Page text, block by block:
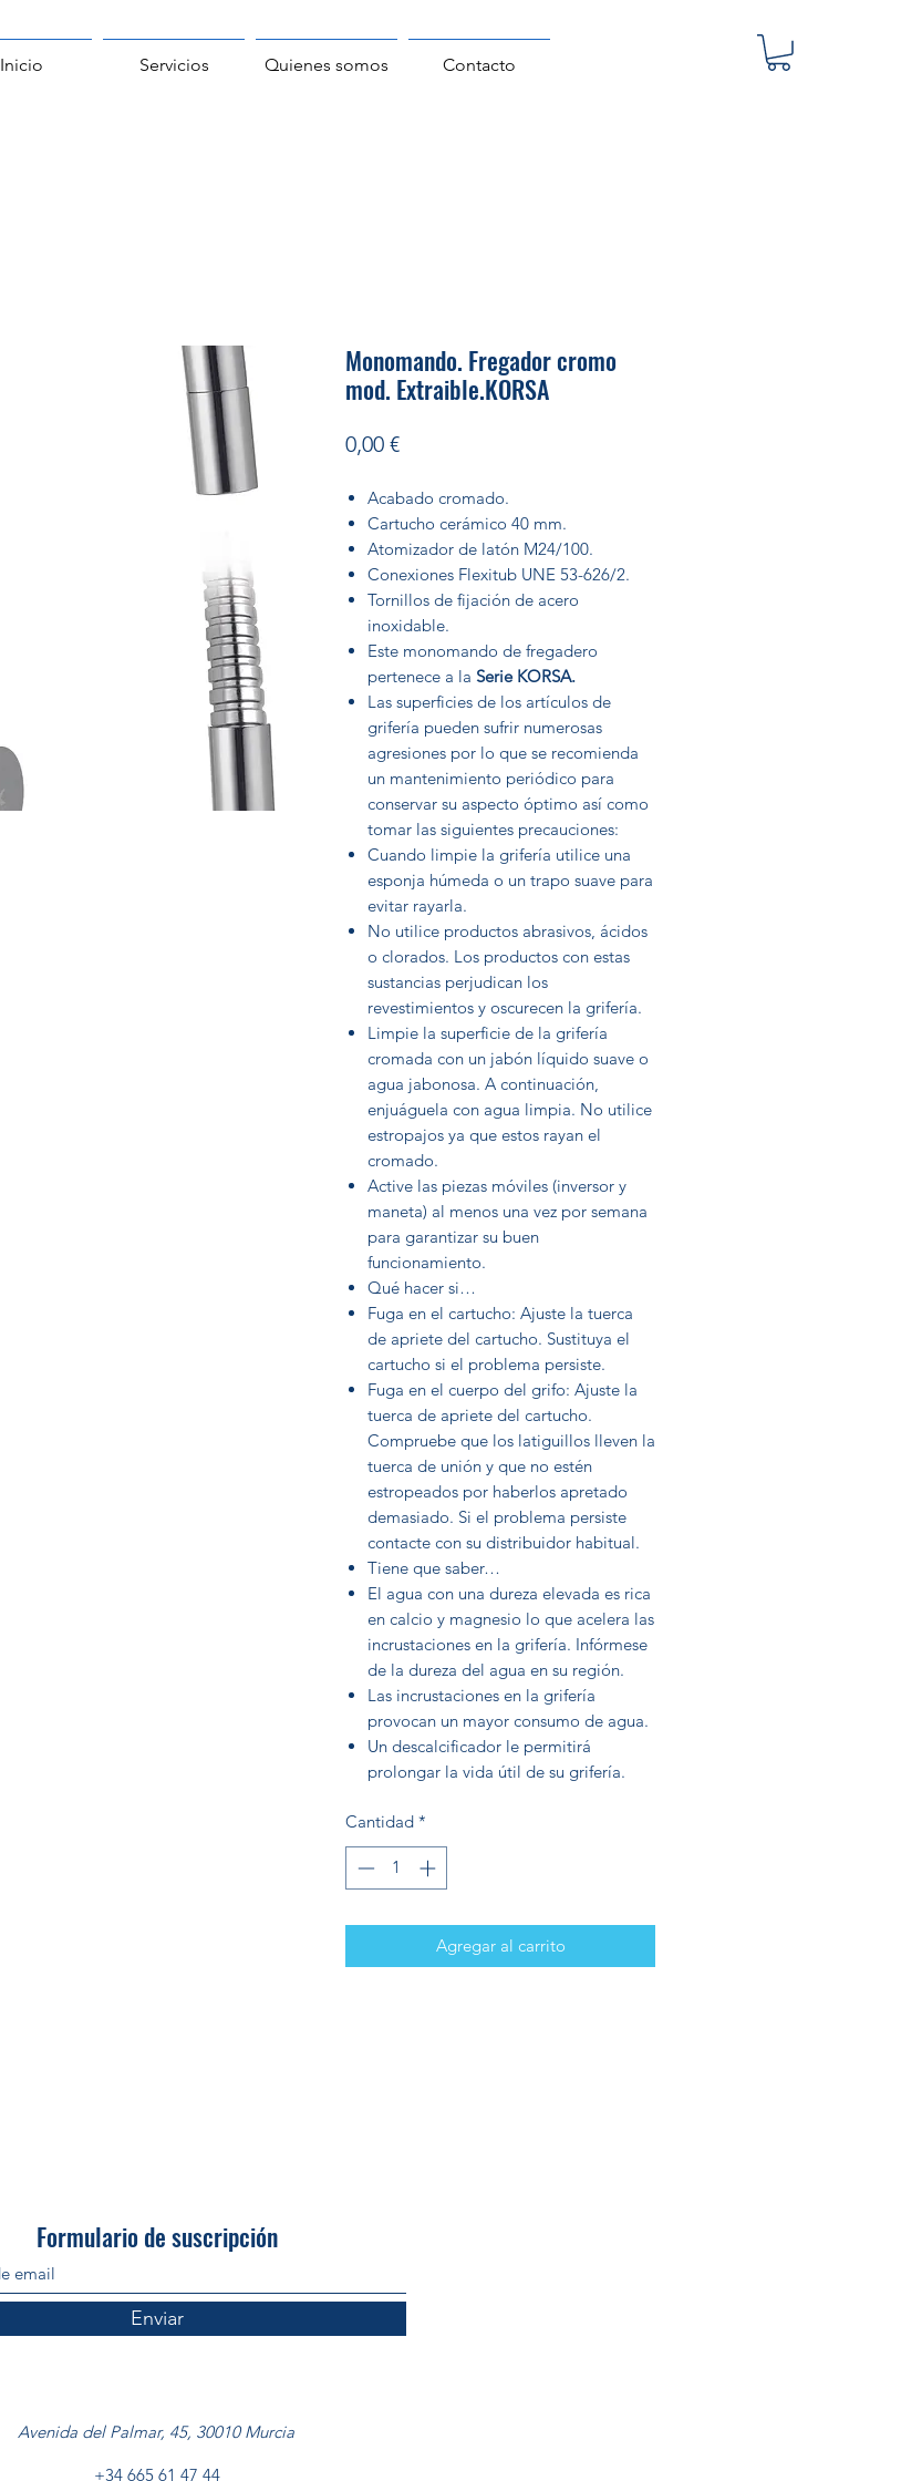
Inicio Servicios Quienes somos Contacto
Monomando. Fregador cromo
mod. Extraible.KORSA
0,00 €Precio
Acabado cromado.
Cartucho cerámico 40 mm.
Atomizador de latón M24/100.
Conexiones Flexitub UNE 53-626/2.
Tornillos de fijación de acero
inoxidable.
Este monomando de fregadero
pertenece a la Serie KORSA.
Las superficies de los artículos de
grifería pueden sufrir numerosas
agresiones por lo que se recomienda
un mantenimiento periódico para
conservar su aspecto óptimo así como
tomar las siguientes precauciones:
Cuando limpie la grifería utilice una
esponja húmeda o un trapo suave para
evitar rayarla.
No utilice productos abrasivos, ácidos
o clorados. Los productos con estas
sustancias perjudican los
revestimientos y oscurecen la grifería.
Limpie la superficie de la grifería
cromada con un jabón líquido suave o
agua jabonosa. A continuación,
enjuáguela con agua limpia. No utilice
estropajos ya que estos rayan el
cromado.
Active las piezas móviles (inversor y
maneta) al menos una vez por semana
para garantizar su buen
funcionamiento.
Qué hacer si…
Fuga en el cartucho: Ajuste la tuerca
de apriete del cartucho. Sustituya el
cartucho si el problema persiste.
Fuga en el cuerpo del grifo: Ajuste la
tuerca de apriete del cartucho.
Compruebe que los latiguillos lleven la
tuerca de unión y que no estén
estropeados por haberlos apretado
demasiado. Si el problema persiste
contacte con su distribuidor habitual.
Tiene que saber…
El agua con una dureza elevada es rica
en calcio y magnesio lo que acelera las
incrustaciones en la grifería. Infórmese
de la dureza del agua en su región.
Las incrustaciones en la grifería
provocan un mayor consumo de agua.
Un descalcificador le permitirá
prolongar la vida útil de su grifería.
Cantidad *
Agregar al carrito
Formulario de suscripción
Enviar
Avenida del Palmar, 45, 30010 Murcia
+34 665 61 47 44